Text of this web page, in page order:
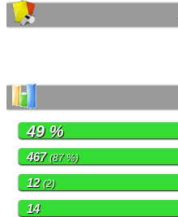
49 %
467(87 %)
12(2)
14